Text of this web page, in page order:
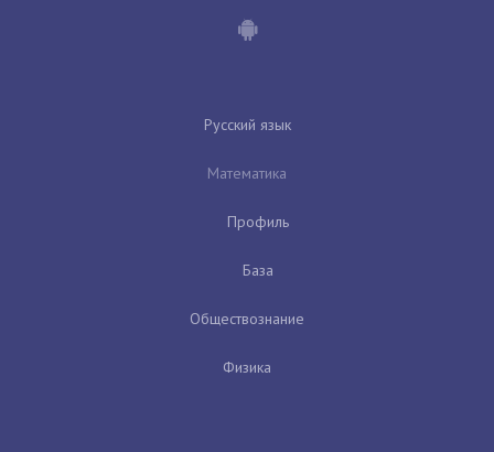
Русский язык
Математика
Профиль
База
Обществознание
Физика